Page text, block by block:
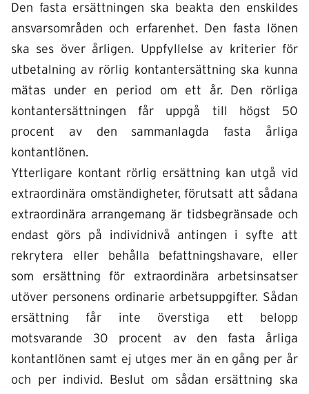
Den fasta ersättningen ska beakta den enskildes
ansvarsområden och erfarenhet. Den fasta lönen
ska ses över årligen. Uppfyllelse av kriterier för
utbetalning av rörlig kontantersättning ska kunna
mätas under en period om ett år. Den rörliga
kontantersättningen får uppgå till högst 50
procent av den sammanlagda fasta årliga
kontantlönen.
Ytterligare kontant rörlig ersättning kan utgå vid
extraordinära omständigheter, förutsatt att sådana
extraordinära arrangemang är tidsbegränsade och
endast görs på individnivå antingen i syfte att
rekrytera eller behålla befattningshavare, eller
som ersättning för extraordinära arbetsinsatser
utöver personens ordinarie arbetsuppgifter. Sådan
ersättning får inte överstiga ett belopp
motsvarande 30 procent av den fasta årliga
kontantlönen samt ej utges mer än en gång per år
och per individ. Beslut om sådan ersättning ska